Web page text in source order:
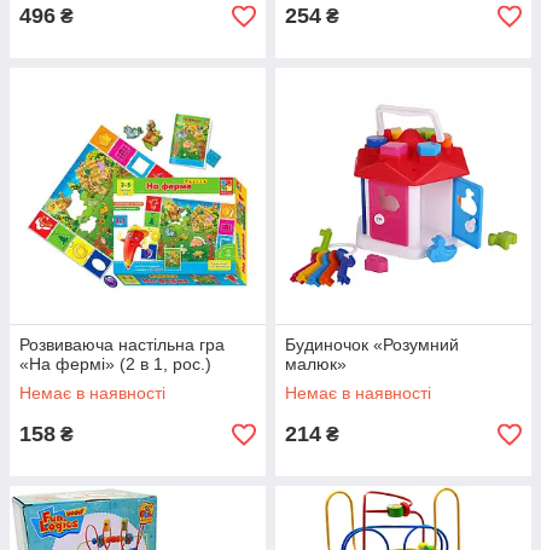
496 ₴ 254 ₴
Розвиваюча настільна гра
«На фермі» (2 в 1, рос.)
Немає в наявності
158 ₴
Будиночок «Розумний
малюк»
Немає в наявності
214 ₴